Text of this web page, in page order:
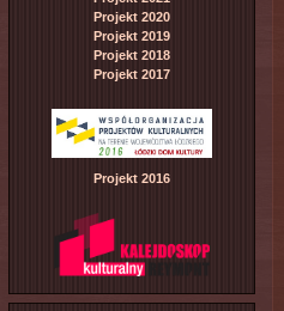
Projekt 2020
Projekt 2019
Projekt 2018
Projekt 2017
Projekt 2016